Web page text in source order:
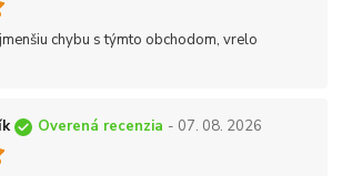
chybu s týmto obchodom, vrelo
Overená recenzia - 07. 08. 2026